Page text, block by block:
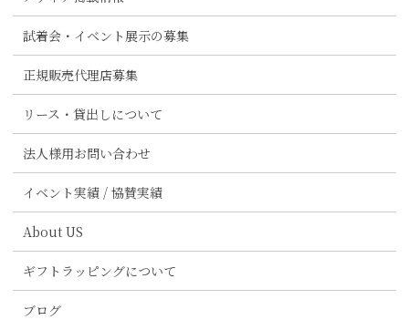
試着会・イベント展示の募集
リース・貸出しについて
正規販売代理店募集
法人様用お問い合わせ
イベント実績 / 協賛実績
About US
ギフトラッピングについて
ブログ